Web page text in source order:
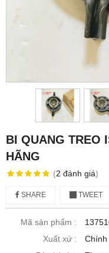
BI QUANG TREO
HÃNG
(2 đánh giá)
SHARE TWEET
Mã sản phẩm :
Xuất xứ :
Chính